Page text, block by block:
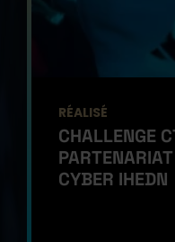
RÉALISÉ
CHALLENGE
CYBER IHEDN